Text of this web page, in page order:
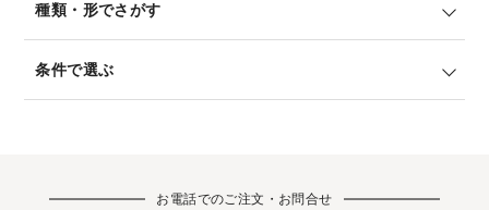
種類・形でさがす
条件で選ぶ
お電話でのご注文・お問合せ